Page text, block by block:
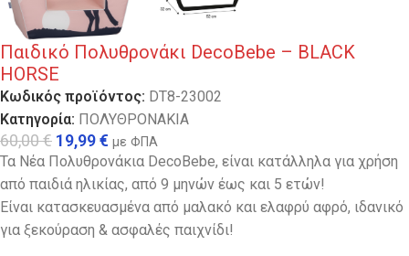
Παιδικό Πολυθρονάκι DecoBebe – BLACK
HORSE
Κωδικός προϊόντος: DT8-23002
Κατηγορία: ΠΟΛΥΘΡΟΝΑΚΙΑ
60,00€ 19,99€ με ΦΠΑ
Τα Νέα Πολυθρονάκια DecoBebe, είναι κατάλληλα για χρήση
από παιδιά ηλικίας, από 9 μηνών έως και 5 ετών!
Είναι κατασκευασμένα από μαλακό και ελαφρύ αφρό, ιδανικό
για ξεκούραση & ασφαλές παιχνίδι!